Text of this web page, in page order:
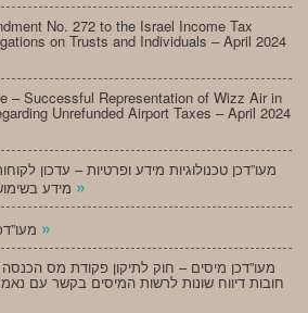
No. 272 to the Israel Income Tax
on Trusts and Individuals – April 2024
– Successful Representation of Wizz Air in
Unrefunded Airport Taxes – April 2024
מעו”דכן טכנולוגיות מידע ופרטיות – עדכון
»
»
חובות דיווח שונות לרשות המיסים בקשר עם